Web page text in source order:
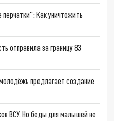
Как уничтожить
отправила за границу 83
предлагает создание
ВСУ. Но беды для малышей не